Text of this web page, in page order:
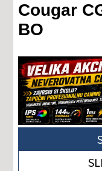
Cougar
BO